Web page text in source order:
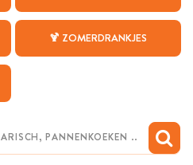
🍹 ZOMERDRANKJES